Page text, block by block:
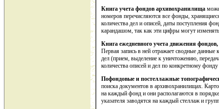
Книга учета фондов архивохранилища
номеров перечисляются все фонды,
количества дел и описей, даты поступления
карандашом, так как эти цифры могут
Книга ежедневного учета движения
Первая запись в ней отражает сводные
дел (прием, выделение к уничтожению,
количества описей и дел по конкретному
Пофондовые и постеллажные
поиска документов в архивохранилищах.
на каждый фонд и они располагаются в
указателя заводятся на каждый стеллаж и